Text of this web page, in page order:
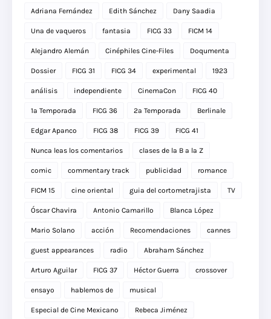
Adriana Fernández Edith Sánchez Dany Saadia
Una de vaqueros fantasia FICG 33 FICM 14
Alejandro Alemán Cinéphiles Cine-Files Doqumenta
Dossier FICG 31 FICG 34 experimental 1923
análisis independiente CinemaCon FICG 40
1a Temporada FICG 36 2a Temporada Berlinale
Edgar Apanco FICG 38 FICG 39 FICG 41
Nunca leas los comentarios clases de la B a la Z
comic commentary track publicidad romance
FICM 15 cine oriental guia del cortometrajista TV
Óscar Chavira Antonio Camarillo Blanca López
Mario Solano acción Recomendaciones cannes
guest appearances radio Abraham Sánchez
Arturo Aguilar FICG 37 Héctor Guerra crossover
ensayo hablemos de musical
Especial de Cine Mexicano Rebeca Jiménez